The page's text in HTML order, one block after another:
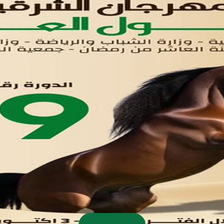
اتصل بنا
تواصل معنا
مدينة العاشر من رمضان
01221020029
055-4494429
055-4494406
055-4494414
info.triaeg@yahoo.com
info@triaeg-guide.com